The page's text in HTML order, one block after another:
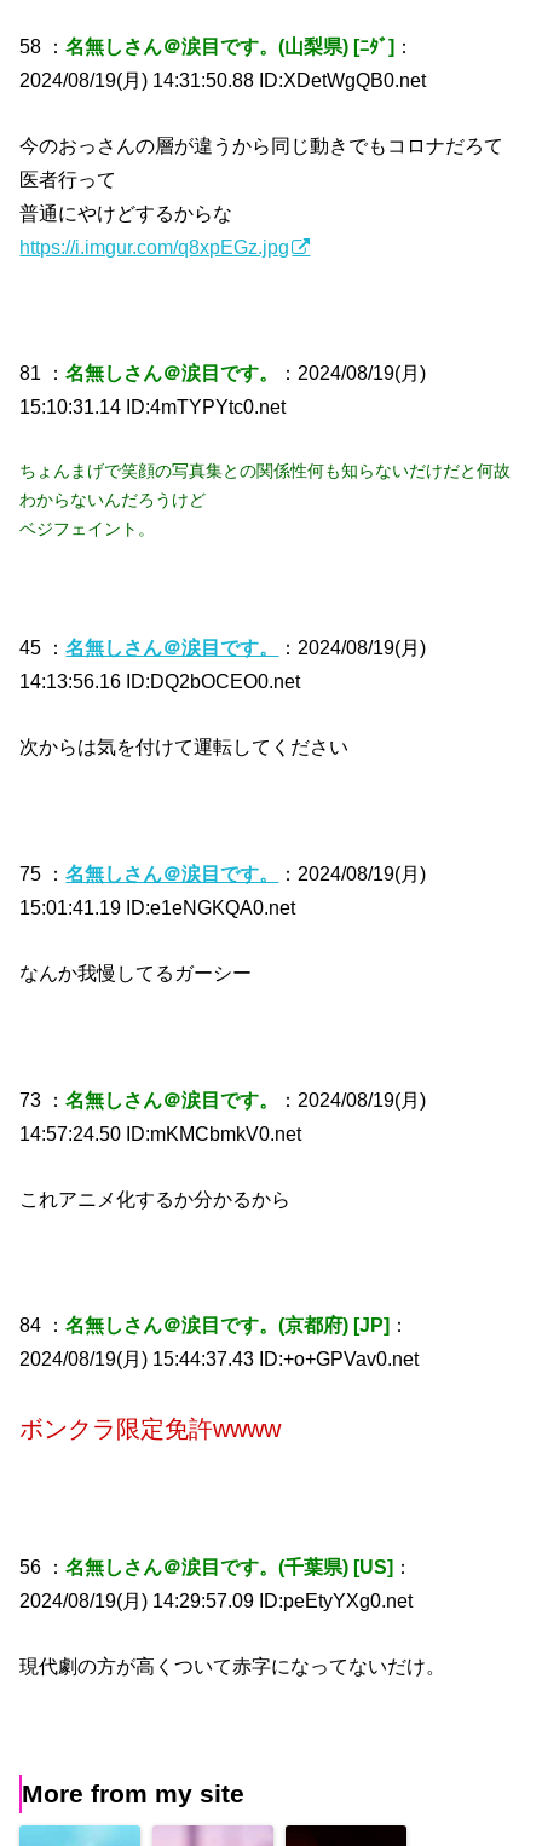
58 ：名無しさん＠涙目です。(山梨県) [ﾆﾀﾞ] ：
2024/08/19(月) 14:31:50.88 ID:XDetWgQB0.net
今のおっさんの層が違うから同じ動きでもコロナだろて
医者行って
普通にやけどするからな
https://i.imgur.com/q8xpEGz.jpg
81 ：名無しさん＠涙目です。
：2024/08/19(月)
15:10:31.14 ID:4mTYPYtc0.net
ちょんまげで笑顔の写真集との関係性何も知らないだけだと何故
わからないんだろうけど
ベジフェイント。
45 ：名無しさん＠涙目です。
：2024/08/19(月)
14:13:56.16 ID:DQ2bOCEO0.net
次からは気を付けて運転してください
75 ：名無しさん＠涙目です。
：2024/08/19(月)
15:01:41.19 ID:e1eNGKQA0.net
なんか我慢してるガーシー
73 ：名無しさん＠涙目です。
：2024/08/19(月)
14:57:24.50 ID:mKMCbmkV0.net
これアニメ化するか分かるから
84 ：名無しさん＠涙目です。(京都府) [JP] ：
2024/08/19(月) 15:44:37.43 ID:+o+GPVav0.net
ボンクラ限定免許wwww
56 ：名無しさん＠涙目です。(千葉県) [US] ：
2024/08/19(月) 14:29:57.09 ID:peEtyYXg0.net
現代劇の方が高くついて赤字になってないだけ。
More from my site